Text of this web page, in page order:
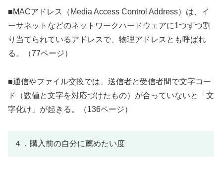
■MACアドレス（Media Access Control Address）は、イ
ーサネットなどのネットワークハードウェアに1つずつ割
り当てられているアドレスで、物理アドレスとも呼ばれ
る。（77ページ）
■通信やファイル交換では、送信者と受信者間で文字コー
ド（数値と文字を対応づけたもの）が合っていないと「文
字化け」が起きる。（136ページ）
４．購入前の自分に薦めたい度